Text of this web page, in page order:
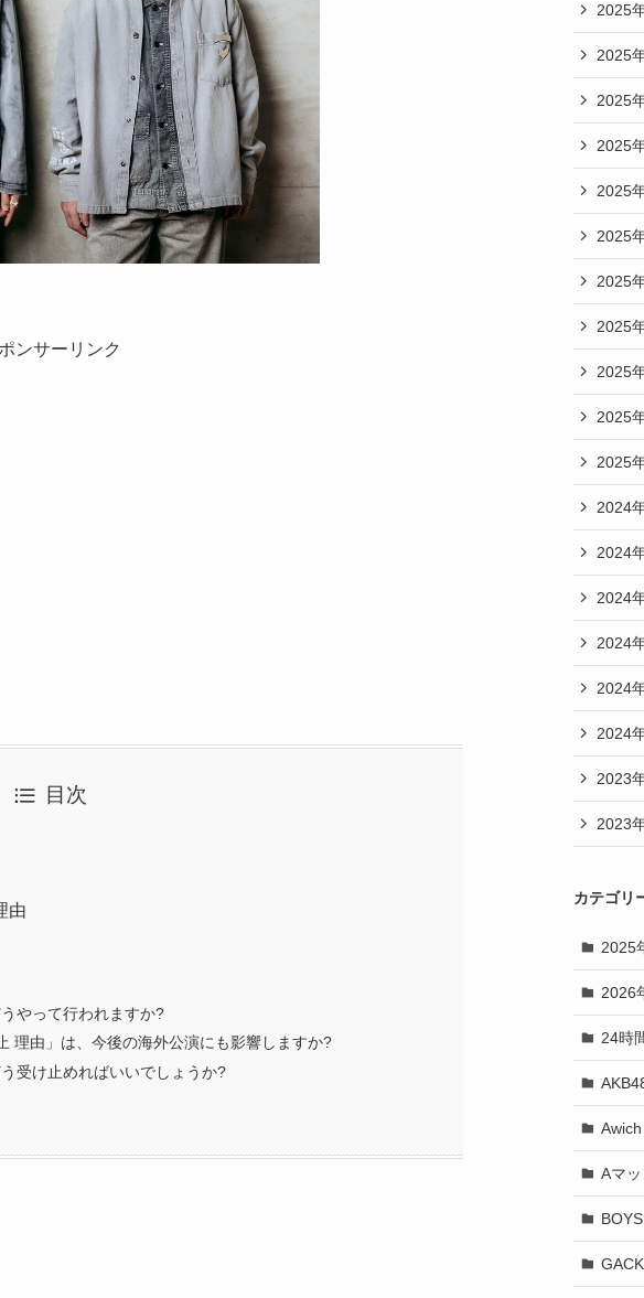
ンサーリンク
目次
由
やって行われますか?
理由」は、今後の海外公演にも影響しますか?
受け止めればいいでしょうか?
2025
2025
2025
2025
2025
2025
2025
2025
2025
2025
2025
2024
2024
2024
2024
2024
2024
2023
2023
カテゴリ
2025
2026
24時
Awich
Aマ